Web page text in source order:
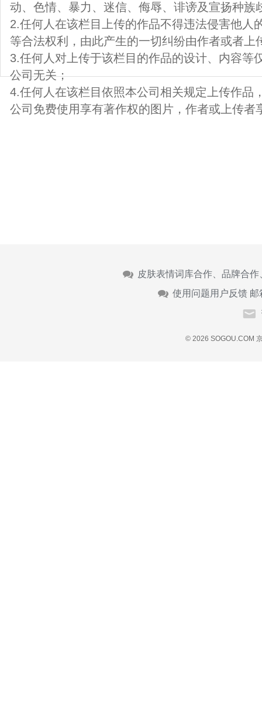
动、色情、暴力、迷信、侮辱、诽谤及宣扬种族
2.任何人在该栏目上传的作品不得违法侵害他人
等合法权利，由此产生的一切纠纷由作者或者上
3.任何人对上传于该栏目的作品的设计、内容等
公司无关；
4.任何人在该栏目依照本公司相关规定上传作品
公司免费使用享有著作权的图片，作者或上传者
皮肤表情词库合作、品牌合
使用问题用户反馈 邮
© 2026 SOGOU.COM